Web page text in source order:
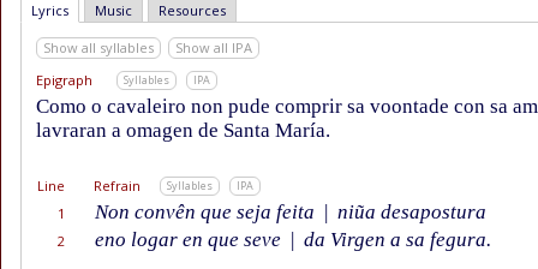
Lyrics Music Resources
Show all syllables
Show all IPA
Epigraph
Syllables IPA
Como o cavaleiro non pude comprir sa voontade con sa
lavraran a omagen de Santa María.
Line Refrain Syllables IPA
1 Non convên que seja feita | niũa desapostura
2 eno logar en que seve | da Virgen a sa fegura.